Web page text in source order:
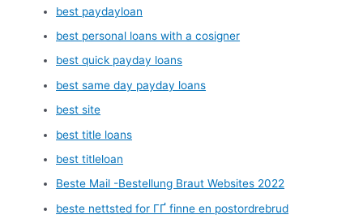
best paydayloan
best personal loans with a cosigner
best quick payday loans
best same day payday loans
best site
best title loans
best titleloan
Beste Mail -Bestellung Braut Websites 2022
beste nettsted for ГҐ finne en postordrebrud